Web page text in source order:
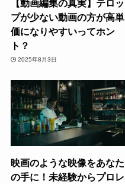
【動画編集の真実】テロッ
プが少ない動画の方が高単
価になりやすいってホン
ト？
2025年8月3日
映画のような映像をあなた
の手に！未経験からプロレ